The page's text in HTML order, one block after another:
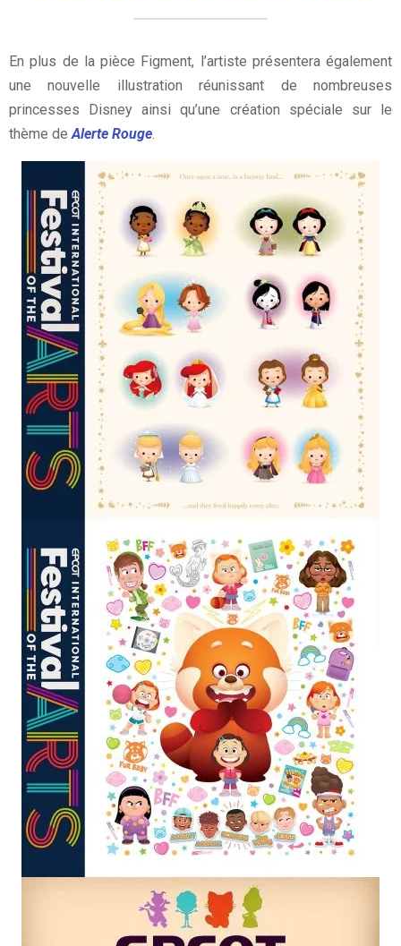
En plus de la pièce Figment, l’artiste présentera également
une nouvelle illustration réunissant de nombreuses
princesses Disney ainsi qu’une création spéciale sur le
thème deAlerte Rouge.